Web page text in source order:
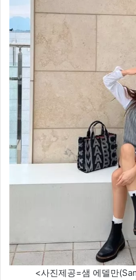
<사진제공=샘 에델만